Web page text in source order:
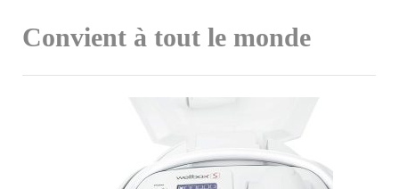
Convient à tout le monde